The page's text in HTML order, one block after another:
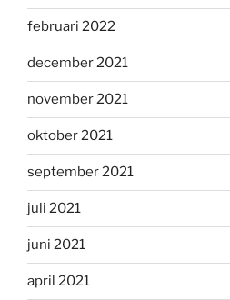
februari 2022
december 2021
november 2021
oktober 2021
september 2021
juli 2021
juni 2021
april 2021